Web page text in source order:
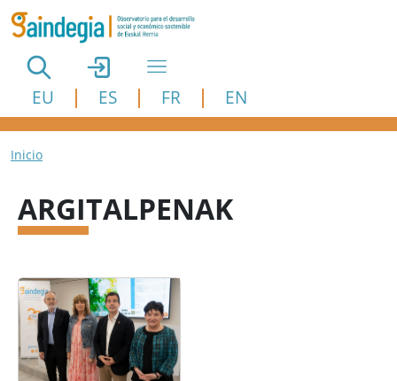
Pasar al contenido principal
EU ES FR EN
Ruta de navegación
Inicio
ARGITALPENAK